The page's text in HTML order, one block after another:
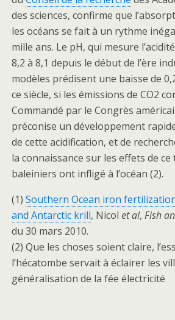
des sciences, confirme que
les océans se fait à un rythme
mille ans. Le pH, qui mesure
8,2 à 8,1 depuis le début de l’ère
modèles prédisent une baisse de
ce siècle, si les émissions de CO2
Commandé par le Congrès
préconise un développement
de cette acidification, et de
la connaissance sur les effets de ce
baleiniers ont infligé à l’océan (2).
(1) Southern Ocean iron
and Antarctic krill, Nicol et al, Fish
du 30 mars 2010.
(2) Que les choses soient claire,
l’hécatombe servait à éclairer les
généralisation de la fée électricité